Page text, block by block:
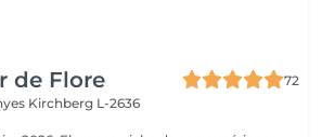
de Flore
72
Kirchberg L-2636